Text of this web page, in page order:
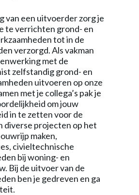
van een uitvoerder zorg je
te verrichten grond- en
tot in de
verzorgd. Als vakman
met de
zelfstandig grond- en
uitvoeren op onze
met je collega’s pak je
om jouw
in te zetten voor de
diverse projecten op het
maken,
civieltechnische
bij woning- en
Bij de uitvoer van de
ben je gedreven en ga